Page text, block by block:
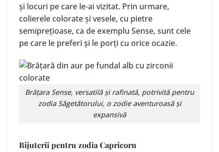
și locuri pe care le-ai vizitat. Prin urmare,
colierele colorate și vesele, cu pietre
semiprețioase, ca de exemplu Sense, sunt cele
pe care le preferi și le porți cu orice ocazie.
Brățara Sense, versatilă și rafinată, potrivită pentru
zodia Săgetătorului, o zodie aventuroasă și
expansivă
Bijuterii pentru zodia Capricorn